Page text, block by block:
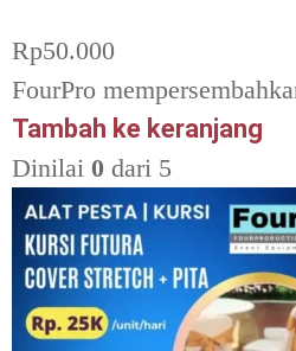
Rp50.000
FourPro
Tambah ke keranjang
Dinilai 0 dari 5